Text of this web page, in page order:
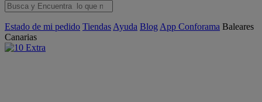
Estado de mi pedido Tiendas Ayuda Blog App Conforama Baleares
Canarias